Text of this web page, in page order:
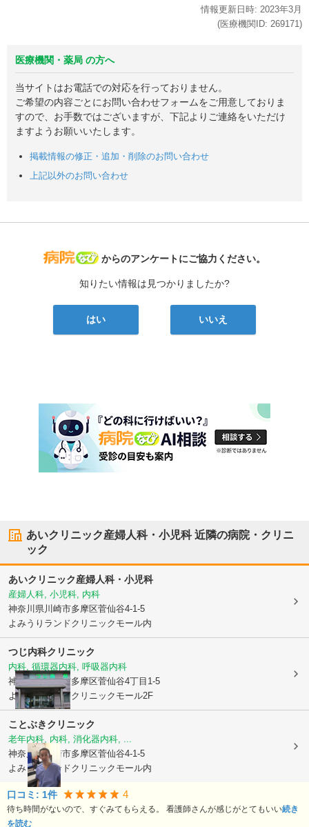
情報更新日時: 2023年3月
(医療機関ID: 269171)
医療機関・薬局 の方へ
当サイトはお電話での対応を行っておりません。
ご希望の内容ごとにお問い合わせフォームをご用意しておりま
すので、お手数ではございますが、下記よりご連絡をいただけ
ますようお願いいたします。
掲載情報の修正・追加・削除のお問い合わせ
上記以外のお問い合わせ
病院なび
からのアンケートにご協力ください。
知りたい情報は見つかりましたか?
はい いいえ
あいクリニック産婦人科・小児科近隣の病院・クリニ
ック
あいクリニック産婦人科・小児科
産婦人科, 小児科, 内科
神奈川県川崎市多摩区菅仙谷4-1-5
よみうりランドクリニックモール内
つじ内科クリニック
内科, 循環器内科, 呼吸器内科
神奈川県川崎市多摩区菅仙谷4丁目1-5
よみうりランドクリニックモール2F
ことぶきクリニック
老年内科, 内科, 消化器内科, ...
神奈川県川崎市多摩区菅仙谷4-1-5
よみうりランドクリニックモール内
口コミ: 1件 4
待ち時間がないので、すぐみてもらえる。 看護師さんが感じがとてもいい続き
を読む